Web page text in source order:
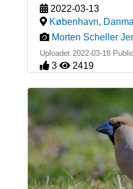
2022-03-13
København,
Morten Scheller
Uploadet 2022-03-18
3 2419